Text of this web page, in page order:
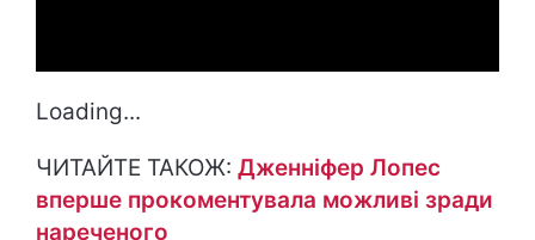
Loading...
ЧИТАЙТЕ ТАКОЖ: Дженніфер Лопес
вперше прокоментувала можливі зради
нареченого